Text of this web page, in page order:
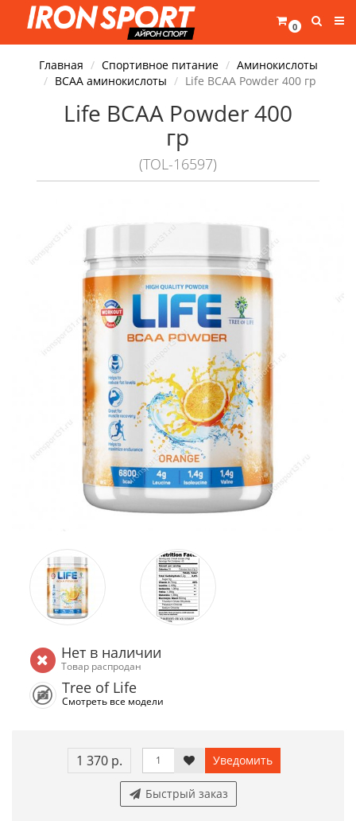
0
Главная Спортивное питание
Аминокислоты
BCAA аминокислоты
Life BCAA Powder 400 гр
Life BCAA Powder 400
гр
(TOL-16597)
Нет в наличии
Товар распродан
Tree of Life
Смотреть все модели
1 370 р. Уведомить
Быстрый заказ